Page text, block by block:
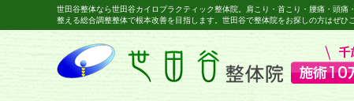
世田谷整体なら世田谷カイロプラクティック整体院。肩こり・首こり・腰痛・頭
整える総合調整整体で根本改善を目指します。世田谷で整体院をお探しの方はぜひ